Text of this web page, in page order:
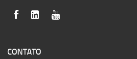
CONTATO